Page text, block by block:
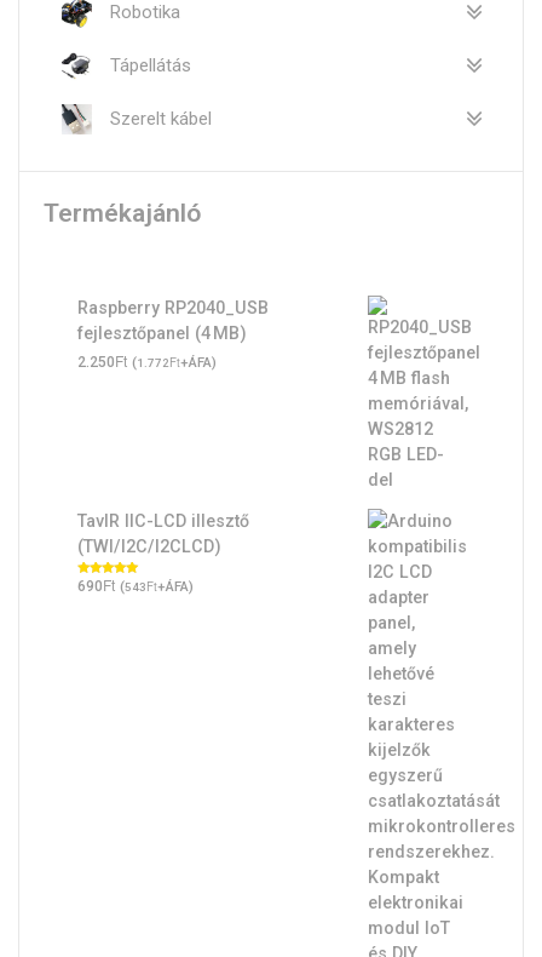
Robotika
Tápellátás
Szerelt kábel
Termékajánló
Raspberry RP2040_USB
fejlesztőpanel (4 MB)
2.250Ft (1.772Ft+ÁFA)
TavIR IIC-LCD illesztő
(TWI/I2C/I2CLCD)
Értékelés:
5.00/ 5
690Ft (543Ft+ÁFA)